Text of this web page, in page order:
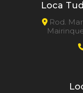
Loca
Rod.